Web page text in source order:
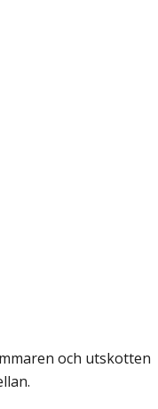
och utskotten